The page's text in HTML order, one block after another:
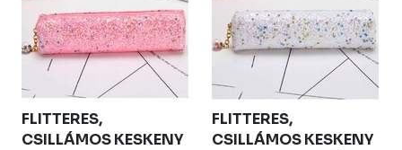
FLITTERES,
CSILLÁMOS KESKENY
FLITTERES,
CSILLÁMOS KESKENY